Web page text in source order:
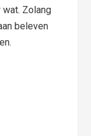
wat. Zolang
beleven